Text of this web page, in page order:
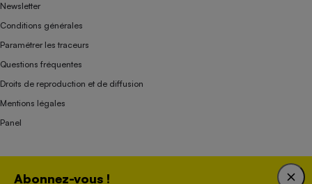
Abonnez-vous !
Newsletter
Conditions générales
Paramétrer les traceurs
Questions fréquentes
Droits de reproduction et de diffusion
Mentions légales
Panel
Association indépendante de l’État, des syndicats, des producteurs et des
distributeurs depuis 1951.